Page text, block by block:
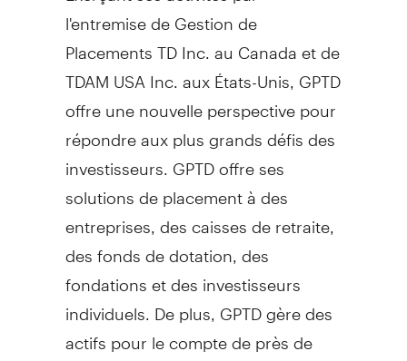
l'entremise de Gestion de
Placements TD Inc. au Canadaet de
TDAMUSA Inc. aux États-Unis, GPTD
offre une nouvelle perspective pour
répondre aux plus grands défis des
investisseurs. GPTD offre ses
solutions de placement à des
entreprises, des caisses de retraite,
des fonds de dotation, des
fondations et des investisseurs
individuels. De plus, GPTD gère des
actifs pour le compte de près de